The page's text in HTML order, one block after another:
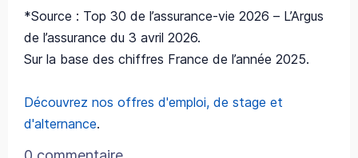
*Source : Top 30 de l’assurance-vie 2026 – L’Argus
de l’assurance du 3 avril 2026.
Sur la base des chiffres France de l’année 2025.
Découvrez nos offres d'emploi, de stage et
d'alternance.